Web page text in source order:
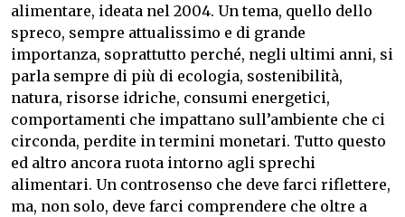
alimentare, ideata nel 2004. Un tema, quello dello
spreco, sempre attualissimo e di grande
importanza, soprattutto perché, negli ultimi anni, si
parla sempre di più di ecologia, sostenibilità,
natura, risorse idriche, consumi energetici,
comportamenti che impattano sull’ambiente che ci
circonda, perdite in termini monetari. Tutto questo
ed altro ancora ruota intorno agli sprechi
alimentari. Un controsenso che deve farci riflettere,
ma, non solo, deve farci comprendere che oltre a